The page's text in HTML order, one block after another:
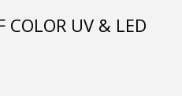
COLOR UV & LED